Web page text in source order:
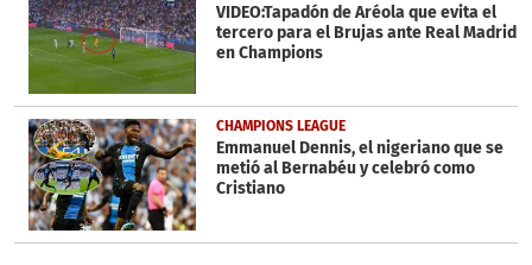
VIDEO:Tapadón de Aréola que evita el
tercero para el Brujas ante Real Madrid
en Champions
CHAMPIONS LEAGUE
Emmanuel Dennis, el nigeriano que se
metió al Bernabéu y celebró como
Cristiano